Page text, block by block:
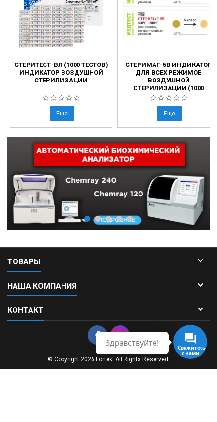
СТЕРИТЕСТ-ВЛ (1000 ТЕСТОВ)
ИНДИКАТОР ВОЗДУШНОЙ
СТЕРИЛИЗАЦИИ
Еще
СТЕРИМАГ-5В ИНДИКАТОР
ДЛЯ ВСЕХ РЕЖИМОВ
ВОЗДУШНОЙ
СТЕРИЛИЗАЦИИ (1000
ТЕСТОВ)
Еще
ТОВАРЫ 
НАША КОМПАНИЯ 
КОНТАКТ 
Свяжитесь
с нами
Здравствуйте!
© Copyright 2026 Fortek. All Rights Reserved.